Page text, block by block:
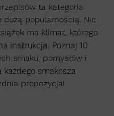
ta kategoria
popularnością. Nic
ma klimat, którego
instrukcja. Poznaj 10
smaku, pomysłów i
smakosza
propozycja!